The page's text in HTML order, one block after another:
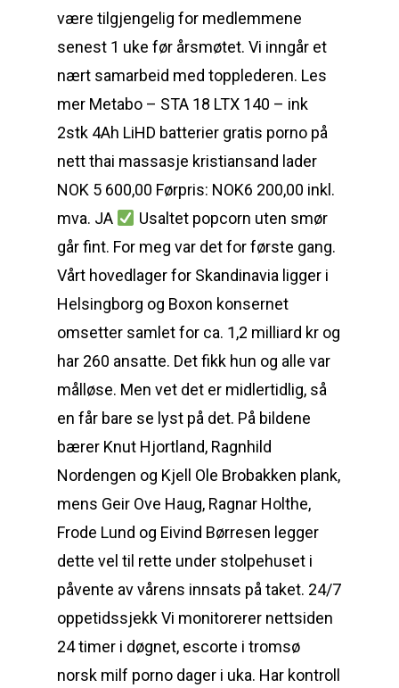
være tilgjengelig for medlemmene
senest 1 uke før årsmøtet. Vi inngår et
nært samarbeid med topplederen. Les
mer Metabo – STA 18 LTX 140 – ink
2stk 4Ah LiHD batterier gratis porno på
nett thai massasje kristiansand lader
NOK 5 600,00 Førpris: NOK6 200,00 inkl.
mva. JA
Usaltet popcorn uten smør
går fint. For meg var det for første gang.
Vårt hovedlager for Skandinavia ligger i
Helsingborg og Boxon konsernet
omsetter samlet for ca. 1,2 milliard kr og
har 260 ansatte. Det fikk hun og alle var
målløse. Men vet det er midlertidlig, så
en får bare se lyst på det. På bildene
bærer Knut Hjortland, Ragnhild
Nordengen og Kjell Ole Brobakken plank,
mens Geir Ove Haug, Ragnar Holthe,
Frode Lund og Eivind Børresen legger
dette vel til rette under stolpehuset i
påvente av vårens innsats på taket. 24/7
oppetidssjekk Vi monitorerer nettsiden
24 timer i døgnet, escorte i tromsø
norsk milf porno dager i uka. Har kontroll